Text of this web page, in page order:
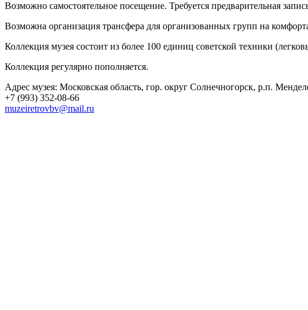
Возможно самостоятельное посещение. Требуется предварительная
Возможна организация трансфера для организованных групп на
Коллекция музея состоит из более 100 единиц советской техники
Коллекция регулярно пополняется.
Адрес музея: Московская область, гор. округ Солнечногорск, р.п.
+7 (993) 352-08-66
muzeiretrovbv@mail.ru